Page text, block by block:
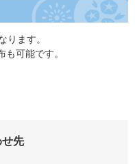
ります。
可能です。
せ先